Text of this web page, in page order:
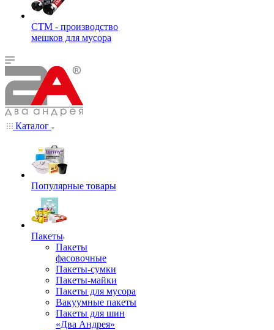
СТМ - производство
мешков для мусора
Каталог
Популярные товары
Пакеты
Пакеты
фасовочные
Пакеты-сумки
Пакеты-майки
Пакеты для мусора
Вакуумные пакеты
Пакеты для шин
«Два Андрея»